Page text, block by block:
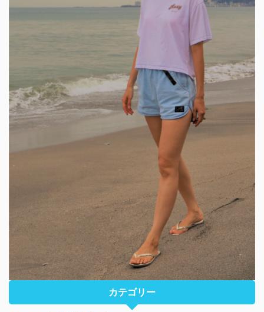
カテゴリー